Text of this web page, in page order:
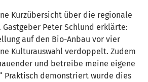
Kurzübersicht über die regionale
Peter Schlund erklärte:
auf den Bio-Anbau vor vier
Kulturauswahl verdoppelt. Zudem
und betreibe meine eigene
Praktisch demonstriert wurde dies